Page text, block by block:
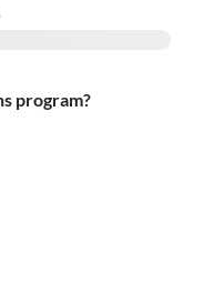
program?